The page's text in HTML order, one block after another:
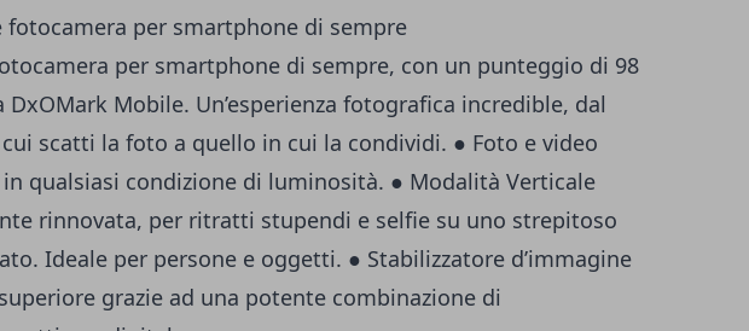
fotocamera per smartphone di sempre
per smartphone di sempre, con un punteggio di 98
Mobile. Un’esperienza fotografica incredible, dal
scatti la foto a quello in cui la condividi. ● Foto e video
qualsiasi condizione di luminosità. ● Modalità Verticale
rinnovata, per ritratti stupendi e selfie su uno strepitoso
Ideale per persone e oggetti. ● Stabilizzatore d’immagine
grazie ad una potente combinazione di